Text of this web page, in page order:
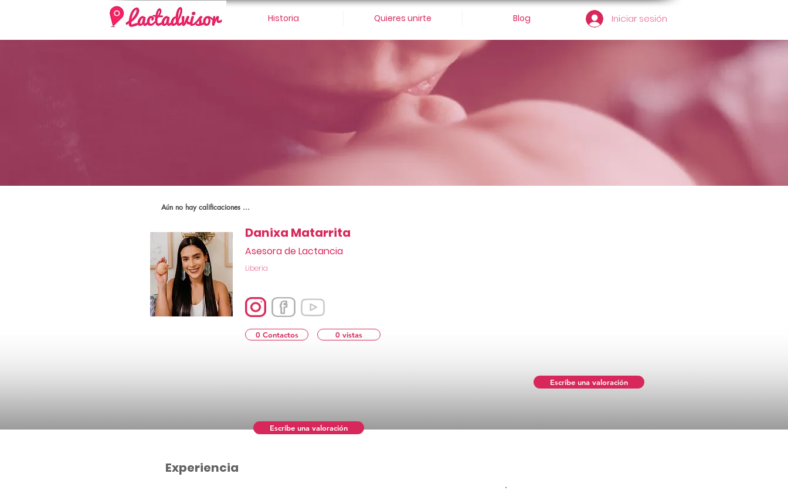
Iniciar sesión
Historia Quieres unirte Blog
Aún no hay calificaciones ...
Danixa Matarrita
Asesora de Lactancia
Liberia
0 Contactos 0 vistas
Escribe una valoración
Experiencia
Escribe una valoración